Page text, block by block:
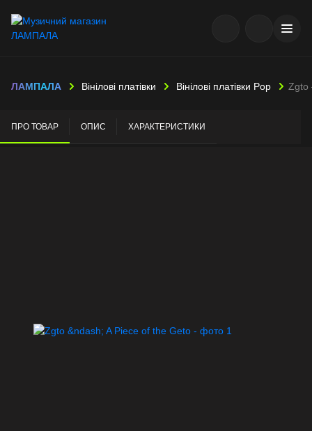
ЛАМПАЛА Вінілові платівки Вінілові платівки Pop Zgto
ПРО ТОВАР ОПИС ХАРАКТЕРИСТИКИ